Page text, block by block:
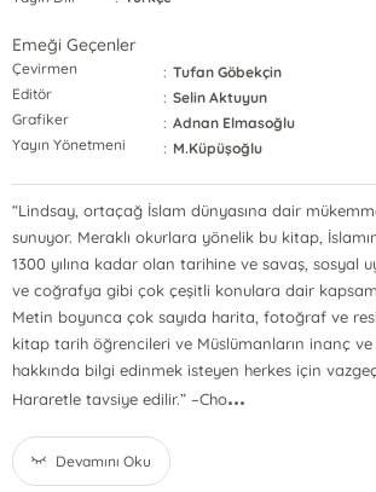
Emeği Geçenler
Çevirmen : Tufan Göbekçin
Editör
: Selin Aktuyun
Grafiker
: Adnan Elmasoğlu
Yayın Yönetmeni
: M.Küpüşoğlu
“Lindsay, ortaçağ İslam dünyasına dair
sunuyor. Meraklı okurlara yönelik bu kitap,
1300 yılına kadar olan tarihine ve savaş, sosyal
ve coğrafya gibi çok çeşitli konulara dair
Metin boyunca çok sayıda harita, fotoğraf ve
kitap tarih öğrencileri ve Müslümanların inanç ve
hakkında bilgi edinmek isteyen herkes için
Hararetle tavsiye edilir.” –Cho...
Devamını Oku